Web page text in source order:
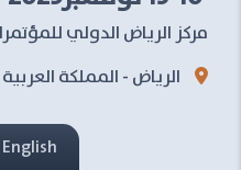
مركز الرياض الدولي
الرياض - المملكة
English